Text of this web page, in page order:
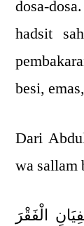
dosa-
hadsit
besi,
Dari
wa sallam
الْفَقْرَ